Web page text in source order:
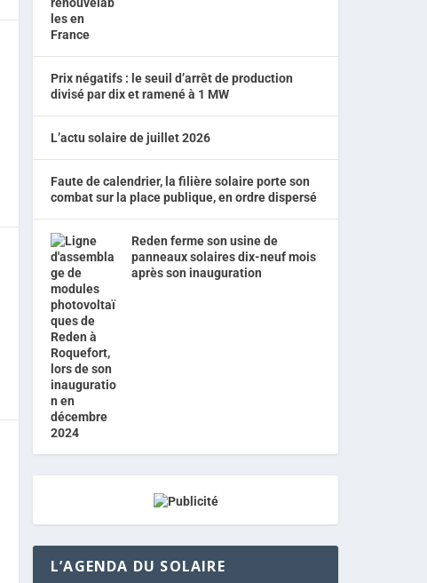
Prix négatifs : le seuil d’arrêt de production
divisé par dix et ramené à 1 MW
L’actu solaire de juillet 2026
Faute de calendrier, la filière solaire porte son
combat sur la place publique, en ordre dispersé
Reden ferme son usine de
panneaux solaires dix-neuf mois
après son inauguration
L’AGENDA DU SOLAIRE